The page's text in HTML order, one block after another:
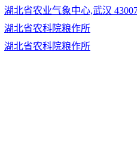
湖北省农业气象中心,武汉
湖北省农科院粮作所
湖北省农科院粮作所